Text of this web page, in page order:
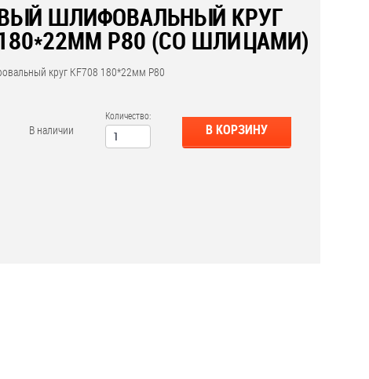
ШЛИФОВАЛЬНЫЙ КРУГ
P80 (СО ШЛИЦАМИ)
круг KF708 180*22мм P80
В наличии
Количество:
В КОРЗИНУ